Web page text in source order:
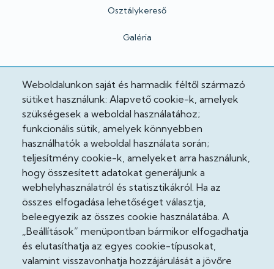
Weboldalunkon saját és harmadik féltől származó
sütiket használunk: Alapvető cookie-k, amelyek
szükségesek a weboldal használatához;
funkcionális sütik, amelyek könnyebben
használhatók a weboldal használata során;
teljesítmény cookie-k, amelyeket arra használunk,
hogy összesített adatokat generáljunk a
webhelyhasználatról és statisztikákról. Ha az
összes elfogadása lehetőséget választja,
beleegyezik az összes cookie használatába. A
„Beállítások” menüpontban bármikor elfogadhatja
és elutasíthatja az egyes cookie-típusokat,
valamint visszavonhatja hozzájárulását a jövőre
Osztálykereső
Galéria
Hivatalos
Adatkezelési tájékoztató
Adatvédelmi tisztviselő
Akadálymentesítési nyilatkozat
Cooekie szabályzat
Felhasználási feltételek
Impresszum